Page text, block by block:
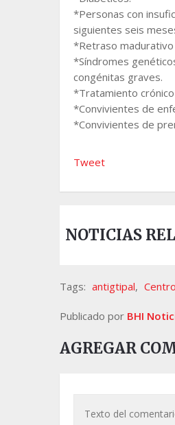
*Personas con
siguientes seis
*Retraso
*Síndromes
congénitas graves.
*Tratamiento
*Convivientes de
*Convivientes de
Tweet
NOTICIAS
Tags: antigtipal,
Publicado por BHI
AGREGAR